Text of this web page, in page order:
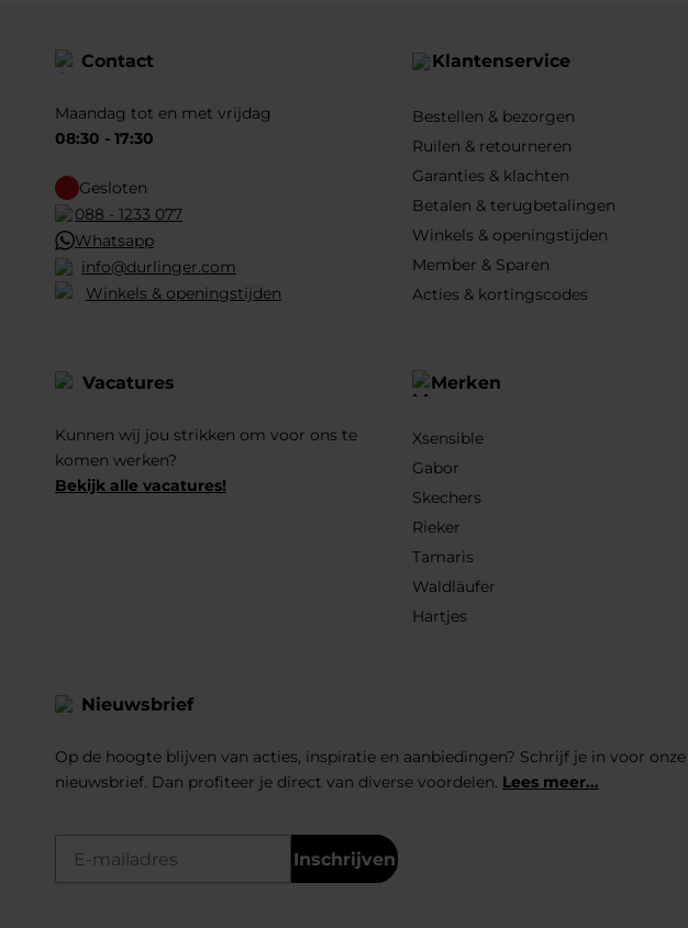
Contact
Maandag tot en met vrijdag
08:30 - 17:30
Gesloten
088 - 1233 077
Whatsapp
info@durlinger.com
Winkels & openingstijden
Klantenservice
Bestellen & bezorgen
Ruilen & retourneren
Garanties & klachten
Betalen & terugbetalingen
Winkels & openingstijden
Member & Sparen
Acties & kortingscodes
Vacatures
Kunnen wij jou strikken om voor ons te
komen werken?
Bekijk alle vacatures!
Merken
Xsensible
Gabor
Skechers
Rieker
Tamaris
Waldläufer
Hartjes
Nieuwsbrief
Op de hoogte blijven van acties, inspiratie en aanbiedingen? Schrijf je in voor onze
nieuwsbrief. Dan profiteer je direct van diverse voordelen. Lees meer...
Inschrijven